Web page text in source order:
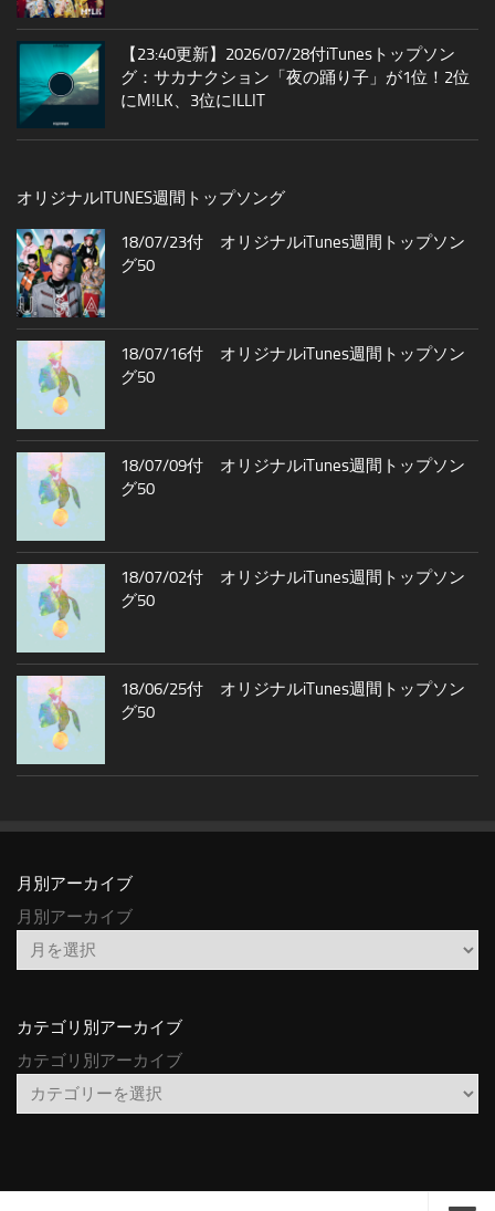
【23:40更新】2026/07/28付iTunesトップソン
グ：サカナクション「夜の踊り子」が1位！2位
にM!LK、3位にILLIT
オリジナルITUNES週間トップソング
18/07/23付 オリジナルiTunes週間トップソン
グ50
18/07/16付 オリジナルiTunes週間トップソン
グ50
18/07/09付 オリジナルiTunes週間トップソン
グ50
18/07/02付 オリジナルiTunes週間トップソン
グ50
18/06/25付 オリジナルiTunes週間トップソン
グ50
月別アーカイブ
月別アーカイブ
カテゴリ別アーカイブ
カテゴリ別アーカイブ